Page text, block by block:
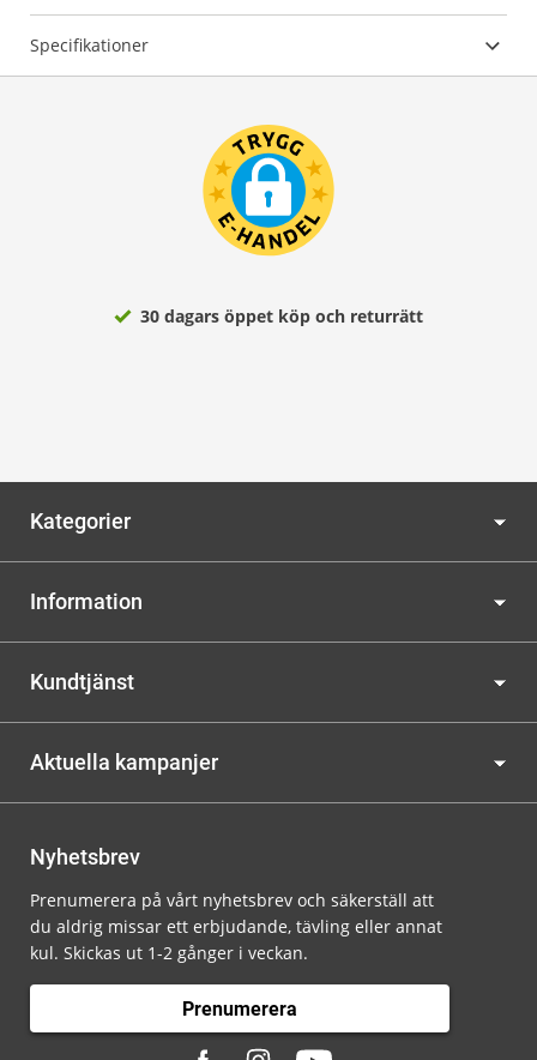
Specifikationer
30 dagars öppet köp och returrätt
Kategorier
Information
Kundtjänst
Aktuella kampanjer
Nyhetsbrev
Prenumerera på vårt nyhetsbrev och säkerställ att
du aldrig missar ett erbjudande, tävling eller annat
kul. Skickas ut 1-2 gånger i veckan.
Prenumerera